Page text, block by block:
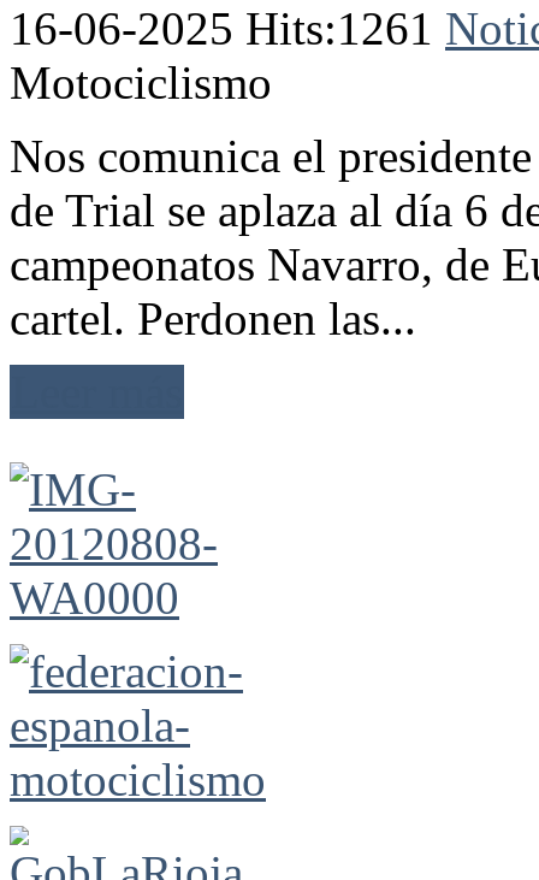
16-06-2025 Hits:1261
Motociclismo
Nos comunica el
de Trial se aplaza al día 6
campeonatos Navarro, de
cartel. Perdonen las...